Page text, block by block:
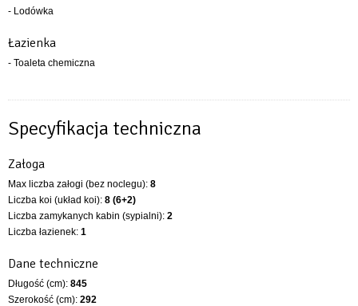
- Lodówka
Łazienka
- Toaleta chemiczna
Specyfikacja techniczna
Załoga
Max liczba załogi (bez noclegu): 8
Liczba koi (układ koi): 8 (6+2)
Liczba zamykanych kabin (sypialni): 2
Liczba łazienek: 1
Dane techniczne
Długość (cm): 845
Szerokość (cm): 292